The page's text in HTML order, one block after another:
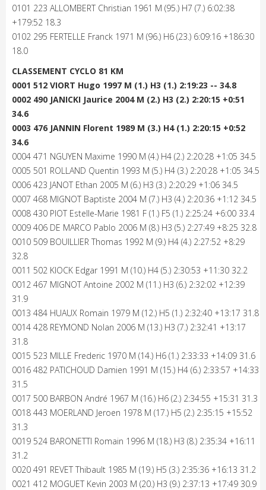
0101 223 ALLOMBERT Christian 1961 M (95.) H7 (7.) 6:02:38
+179:52 18.3
0102 295 FERTELLE Franck 1971 M (96.) H6 (23.) 6:09:16 +186:30
18.0
CLASSEMENT CYCLO 81 KM
0001 512 VIORT Hugo 1997 M (1.) H3 (1.) 2:19:23 -- 34.8
0002 490 JANICKI Jaurice 2004 M (2.) H3 (2.) 2:20:15 +0:51
34.6
0003 476 JANNIN Florent 1989 M (3.) H4 (1.) 2:20:15 +0:52
34.6
0004 471 NGUYEN Maxime 1990 M (4.) H4 (2.) 2:20:28 +1:05 34.5
0005 501 ROLLAND Quentin 1993 M (5.) H4 (3.) 2:20:28 +1:05 34.5
0006 423 JANOT Ethan 2005 M (6.) H3 (3.) 2:20:29 +1:06 34.5
0007 468 MIGNOT Baptiste 2004 M (7.) H3 (4.) 2:20:36 +1:12 34.5
0008 430 PIOT Estelle-Marie 1981 F (1.) F5 (1.) 2:25:24 +6:00 33.4
0009 406 DE MARCO Pablo 2006 M (8.) H3 (5.) 2:27:49 +8:25 32.8
0010 509 BOUILLIER Thomas 1992 M (9.) H4 (4.) 2:27:52 +8:29
32.8
0011 502 KIOCK Edgar 1991 M (10.) H4 (5.) 2:30:53 +11:30 32.2
0012 467 MIGNOT Antoine 2002 M (11.) H3 (6.) 2:32:02 +12:39
31.9
0013 484 HUAUX Romain 1979 M (12.) H5 (1.) 2:32:40 +13:17 31.8
0014 428 REYMOND Nolan 2006 M (13.) H3 (7.) 2:32:41 +13:17
31.8
0015 523 MILLE Frederic 1970 M (14.) H6 (1.) 2:33:33 +14:09 31.6
0016 482 PATICHOUD Damien 1991 M (15.) H4 (6.) 2:33:57 +14:33
31.5
0017 500 BARBON André 1967 M (16.) H6 (2.) 2:34:55 +15:31 31.3
0018 443 MOERLAND Jeroen 1978 M (17.) H5 (2.) 2:35:15 +15:52
31.3
0019 524 BARONETTI Romain 1996 M (18.) H3 (8.) 2:35:34 +16:11
31.2
0020 491 REVET Thibault 1985 M (19.) H5 (3.) 2:35:36 +16:13 31.2
0021 412 MOGUET Kevin 2003 M (20.) H3 (9.) 2:37:13 +17:49 30.9